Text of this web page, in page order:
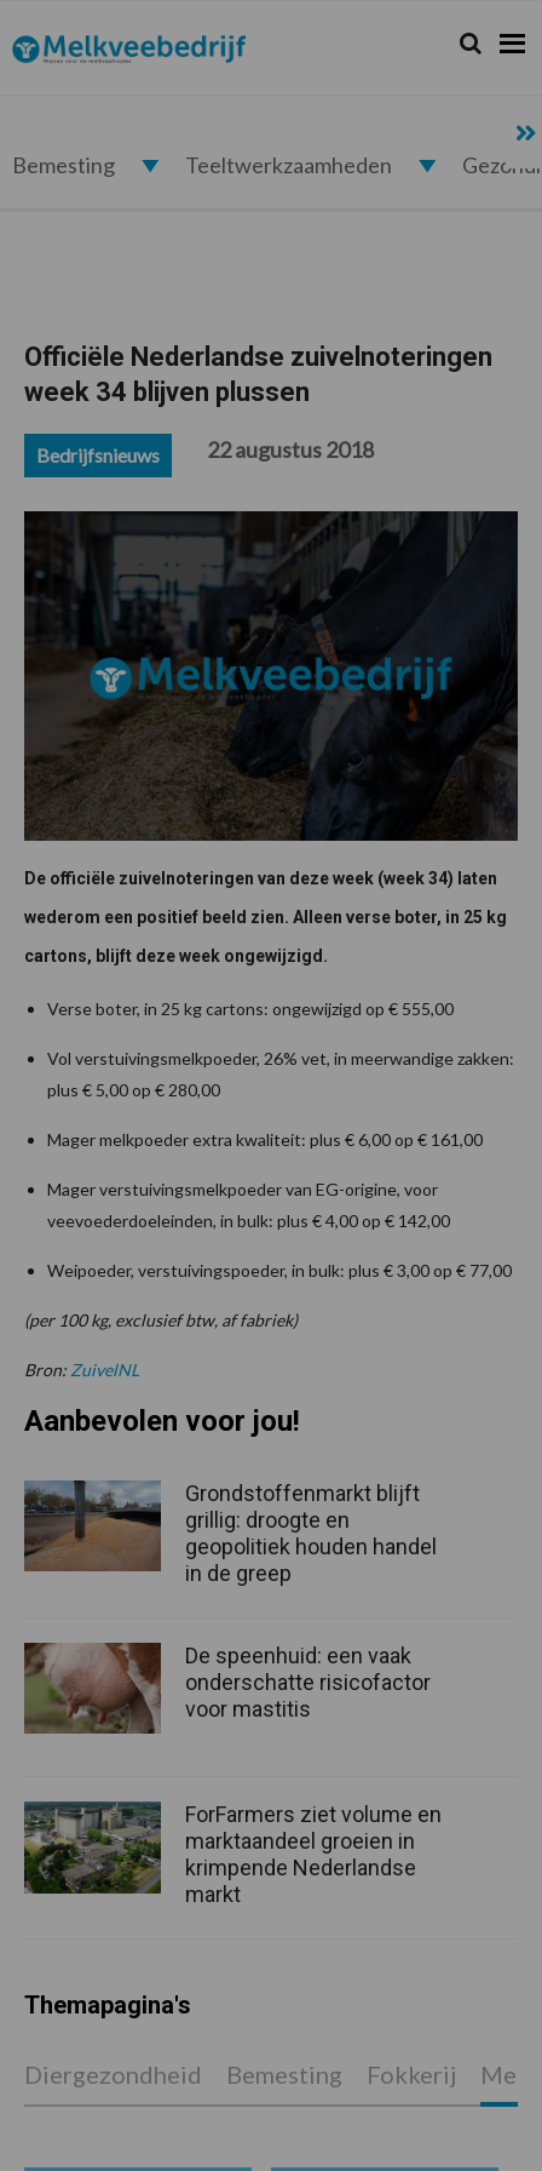
de
hoofdnavigatie
de
hoofd
de
eerste
de
voettekst
Melkveebedrijf.nl Zoeken...
Zoek
Bemesting Teeltwerkzaamheden
Officiële Nederlandse zuivelnoteringen
week 34 blijven plussen
Bedrijfsnieuws 22 augustus 2018
De officiële zuivelnoteringen van deze week (week 34) laten
wederom een positief beeld zien. Alleen verse boter, in 25 kg
cartons, blijft deze week ongewijzigd.
Verse boter, in 25 kg cartons: ongewijzigd op € 555,00
Vol verstuivingsmelkpoeder, 26% vet, in meerwandige zakken:
plus € 5,00 op € 280,00
Mager melkpoeder extra kwaliteit: plus € 6,00 op € 161,00
Mager verstuivingsmelkpoeder van EG-origine, voor
veevoederdoeleinden, in bulk: plus € 4,00 op € 142,00
Weipoeder, verstuivingspoeder, in bulk: plus € 3,00 op € 77,00
(per 100 kg, exclusief btw, af fabriek)
Bron: ZuivelNL
Aanbevolen voor jou!
Grondstoffenmarkt blijft
grillig: droogte en
geopolitiek houden handel
in de greep
De speenhuid: een vaak
onderschatte risicofactor
voor mastitis
ForFarmers ziet volume en
marktaandeel groeien in
krimpende Nederlandse
markt
Themapagina's
Diergezondheid Bemesting Fokkerij